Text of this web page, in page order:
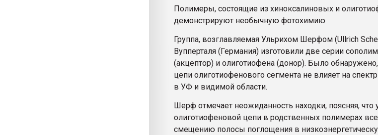
Полимеры, состоящие из хиноксалиновых и
демонстрируют необычную фотохимию
Группа, возглавляемая Ульрихом Шерфом (Ullrich
Вупперталя (Германия) изготовили две серии
(акцептор) и олиготиофена (донор). Было
цепи олиготиофенового сегмента не влияет на
в УФ и видимой области.
Шерф отмечает неожиданность находки, поясняя,
олиготиофеновой цепи в родственных полимерах
смещению полосы поглощения в